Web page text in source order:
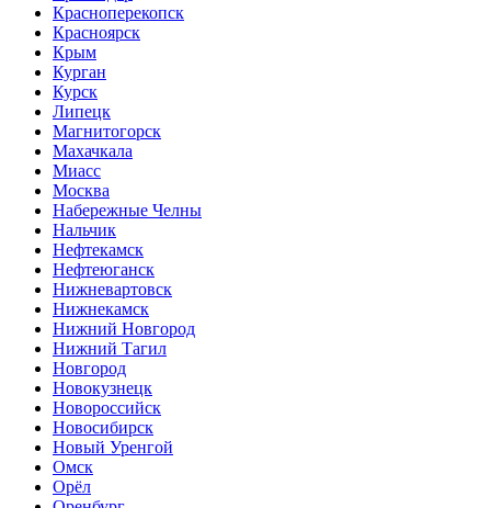
Красноперекопск
Красноярск
Крым
Курган
Курск
Липецк
Магнитогорск
Махачкала
Миасс
Москва
Набережные Челны
Нальчик
Нефтекамск
Нефтеюганск
Нижневартовск
Нижнекамск
Нижний Новгород
Нижний Тагил
Новгород
Новокузнецк
Новороссийск
Новосибирск
Новый Уренгой
Омск
Орёл